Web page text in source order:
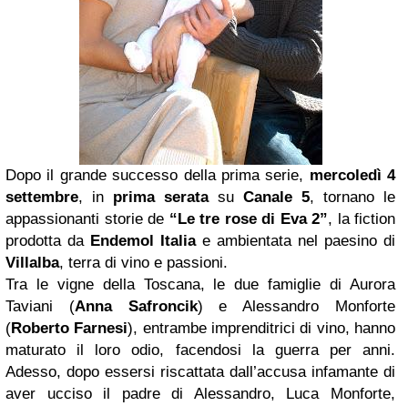
Dopo il grande successo della prima serie, mercoledì 4
settembre, in prima seratasu Canale 5, tornano le
appassionanti storie de “Le tre rose di Eva 2”, la fiction
prodotta da Endemol Italiae ambientata nel paesino di
Villalba, terra di vino e passioni.
Tra le vigne della Toscana, le due famiglie di Aurora
Taviani (Anna Safroncik) e Alessandro Monforte
(Roberto Farnesi), entrambe imprenditrici di vino, hanno
maturato il loro odio, facendosi la guerra per anni.
Adesso, dopo essersi riscattata dall’accusa infamante di
aver ucciso il padre di Alessandro, Luca Monforte,